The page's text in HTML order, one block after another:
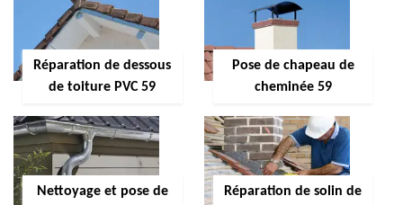
Réparation de dessous
de toiture PVC 59
Pose de chapeau de
cheminée 59
Nettoyage et pose de
Réparation de solin de